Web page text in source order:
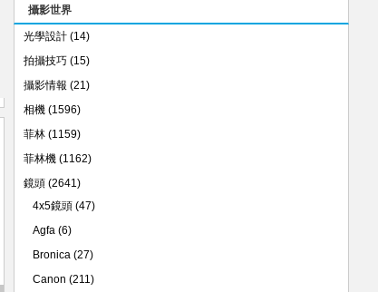
攝影世界
光學設計 (14)
拍攝技巧 (15)
攝影情報 (21)
相機 (1596)
菲林 (1159)
菲林機 (1162)
鏡頭 (2641)
4x5鏡頭 (47)
Agfa (6)
Bronica (27)
Canon (211)